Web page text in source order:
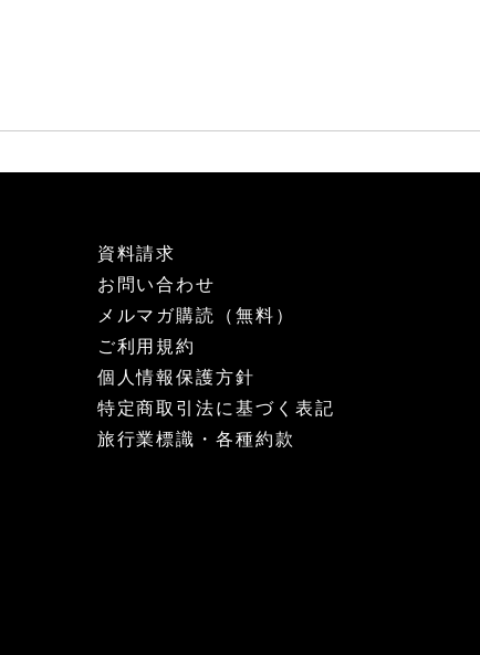
資料請求
お問い合わせ
メルマガ購読（無料）
ご利用規約
個人情報保護方針
特定商取引法に基づく表記
旅行業標識・各種約款